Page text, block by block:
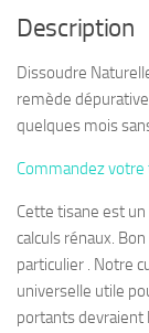
Description
Dissoudre
remède
quelques mois
Commandez
Cette tisane est
calculs rénaux.
particulier . Notre
universelle utile
portants devraient